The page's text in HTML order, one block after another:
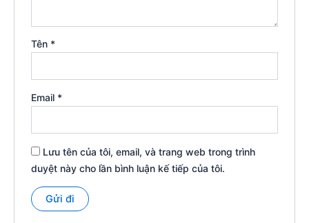
Tên *
Email *
Lưu tên của tôi, email, và trang web trong trình
duyệt này cho lần bình luận kế tiếp của tôi.